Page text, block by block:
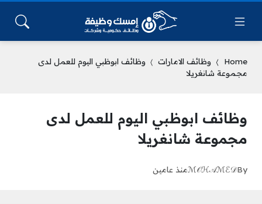
Home وظائف الامارات
وظائف ابوظبي اليوم للعمل لدى
مجموعة شانغريلا
وظائف ابوظبي اليوم للعمل لدى
مجموعة شانغريلا
By
ℳ𝒪ℋ𝒜ℳℰ𝒟منذ عامين